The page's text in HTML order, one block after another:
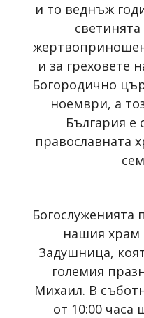
и то веднъж
и за греховете
Богородично
ноември, а
България е
православната
Богослуженията
нашия храм
Задушница,
големия
Михаил. В
от 10:00 часа